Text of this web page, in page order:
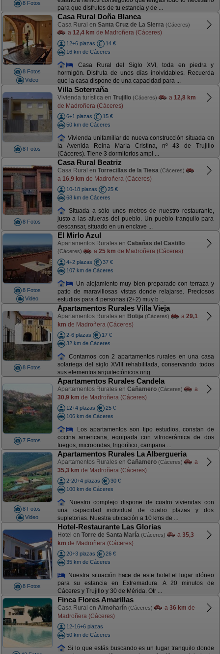
8 Fotos
para que disfrutes de tu estancia y de ...
8 Fotos
Video
Casa Rural Doña Blanca
Casa Rural en Santa Cruz de La Sierra (Cáceres)
a 12,4 km de Madroñera (Cáceres)
12+6 plazas
14 €
16 km de Cáceres
Casa Rural del Siglo XVI, toda en piedra y
hormigón. Disfruta de unos días inolvidables. Recuerda
que la casa dispone de una capacidad para ...
8 Fotos
Villa Soterraña
Vivienda turística en Trujillo (Cáceres) a 12,8 km
de Madroñera (Cáceres)
6+1 plazas
15 €
50 km de Cáceres
Vivienda unifamiliar de nueva construcción situada en
la Avenida Reina María Cristina, nº 43 de Trujillo
(Cáceres). Tiene 3 dormitorios ampl ...
8 Fotos
Casa Rural Beatriz
Casa Rural en Torrecillas de la Tiesa (Cáceres)
a 16,9 km de Madroñera (Cáceres)
10-18 plazas
25 €
68 km de Cáceres
Situada a sólo unos metros de nuestro restaurante,
justo a las afueras del pueblo. Un pueblo tranquilo para
descansar, situado en un enclave ...
8 Fotos
Video
El Mirlo Azul
Apartamentos Rurales en Cabañas del Castillo
(Cáceres) a 25 km de Madroñera (Cáceres)
4+2 plazas
37 €
107 km de Cáceres
Un alojamiento muy bien preparado con terraza y
patio de maravillosas vistas donde relajarse. Preciosos
estudios para 4 personas (2+2) muy b ...
8 Fotos
Apartamentos Rurales Villa Vieja
Apartamentos Rurales en Botija (Cáceres) a 29,1
km de Madroñera (Cáceres)
2-6 plazas
17 €
32 km de Cáceres
Contamos con 2 apartamentos rurales en una casa
solariega del siglo XVIII rehabilitada, conservando todos
sus elementos arquitectónicos orig ...
7 Fotos
Apartamentos Rurales Candela
Apartamentos Rurales en Cañamero (Cáceres)
a
30,9 km de Madroñera (Cáceres)
12+4 plazas
25 €
106 km de Cáceres
Los apartamentos son tipo estudios, constan de
cocina americana, equipada con vitrocerámica de dos
fuegos, microondas, frigorífico, campana ...
8 Fotos
Video
Apartamentos Rurales La Albergueria
Apartamentos Rurales en Cañamero (Cáceres)
a
35,3 km de Madroñera (Cáceres)
2-20+4 plazas
30 €
100 km de Cáceres
Nuestro complejo dispone de cuatro viviendas con
una capacidad individual de cuatro plazas y dos
supletorias. Nuestra ubicación a 10 kms de ...
8 Fotos
Hotel-Restaurante Las Glorias
Hotel en Torre de Santa María (Cáceres) a 35,3
km de Madroñera (Cáceres)
20+3 plazas
26 €
35 km de Cáceres
Nuestra situación hace de este hotel el lugar idóneo
para su estancia en Extremadura. A 20 minutos de
Cáceres y Trujillo y 30 de Mérida. Otr ...
Finca Flores Amarillas
Casa Rural en Almoharín (Cáceres) a 36 km de
Madroñera (Cáceres)
12-16+6 plazas
50 km de Cáceres
Si lo que estás buscando es un lugar tranquilo donde